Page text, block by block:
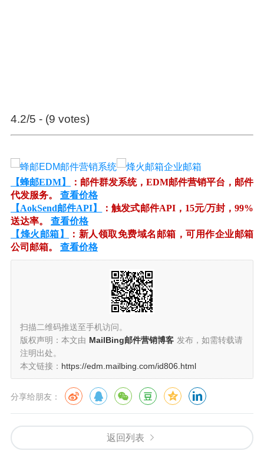
4.2/5 - (9 votes)
【蜂邮EDM】
：邮件群发系统，EDM邮件营销平台，邮件
代发服务。 查看价格
【AokSend邮件API】
：触发式邮件API，15元/万封，99%
送达率。 查看价格
【烽火邮箱】
：新人领取免费域名邮箱，可用作企业邮箱
公司邮箱。 查看价格
扫描二维码推送至手机访问。
版权声明：本文由 MailBing邮件营销博客 发布，如需转载请
注明出处。
本文链接： https://edm.mailbing.com/id806.html
分享给朋友：
返回列表